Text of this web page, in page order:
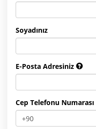
Soyadınız
E-Posta Adresiniz
Cep Telefonu Numarası